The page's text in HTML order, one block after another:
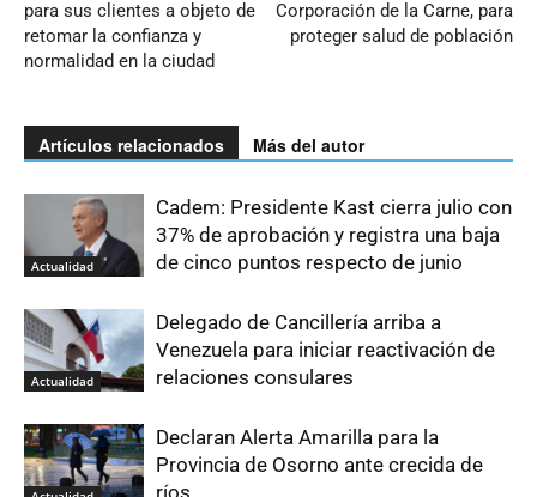
para sus clientes a objeto de
retomar la confianza y
normalidad en la ciudad
Corporación de la Carne, para
proteger salud de población
Artículos relacionados Más del autor
Actualidad
Cadem: Presidente Kast cierra julio con
37% de aprobación y registra una baja
de cinco puntos respecto de junio
Actualidad
Delegado de Cancillería arriba a
Venezuela para iniciar reactivación de
relaciones consulares
Declaran Alerta Amarilla para la
Provincia de Osorno ante crecida de
ríos